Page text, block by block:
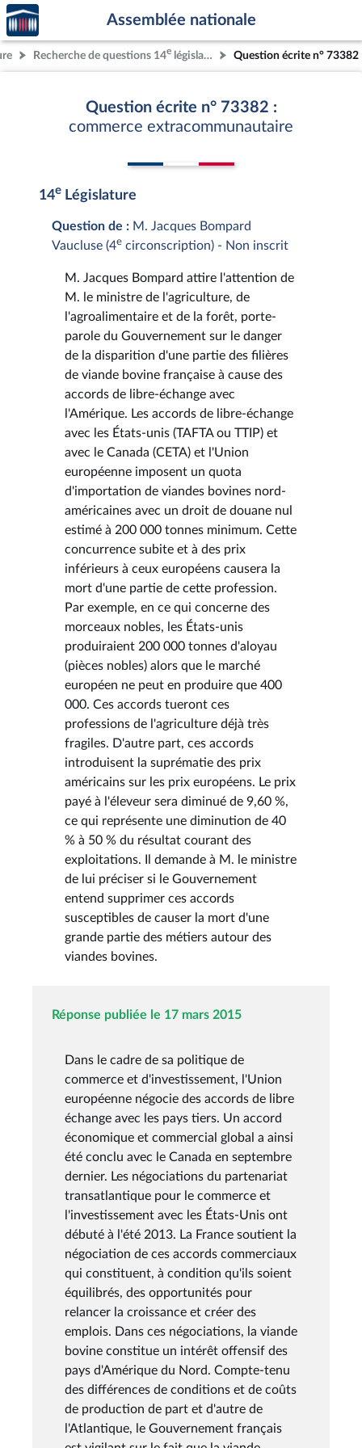
Aller au contenu
Aller en bas de la page
Accèder
à la
page
d'accueil
Assemblée nationale
Recherche de questions 14e législature Question écrite n° 73382
Question écrite n° 73382 :
commerce extracommunautaire
14e Législature
Question de : M. Jacques Bompard
Vaucluse (4e circonscription) - Non inscrit
M. Jacques Bompard attire l'attention de
M. le ministre de l'agriculture, de
l'agroalimentaire et de la forêt, porte-
parole du Gouvernement sur le danger
de la disparition d'une partie des filières
de viande bovine française à cause des
accords de libre-échange avec
l'Amérique. Les accords de libre-échange
avec les États-unis (TAFTA ou TTIP) et
avec le Canada (CETA) et l'Union
européenne imposent un quota
d'importation de viandes bovines nord-
américaines avec un droit de douane nul
estimé à 200 000 tonnes minimum. Cette
concurrence subite et à des prix
inférieurs à ceux européens causera la
mort d'une partie de cette profession.
Par exemple, en ce qui concerne des
morceaux nobles, les États-unis
produiraient 200 000 tonnes d'aloyau
(pièces nobles) alors que le marché
européen ne peut en produire que 400
000. Ces accords tueront ces
professions de l'agriculture déjà très
fragiles. D'autre part, ces accords
introduisent la suprématie des prix
américains sur les prix européens. Le prix
payé à l'éleveur sera diminué de 9,60 %,
ce qui représente une diminution de 40
% à 50 % du résultat courant des
exploitations. Il demande à M. le ministre
de lui préciser si le Gouvernement
entend supprimer ces accords
susceptibles de causer la mort d'une
grande partie des métiers autour des
viandes bovines.
Réponse publiée le 17 mars 2015
Dans le cadre de sa politique de
commerce et d'investissement, l'Union
européenne négocie des accords de libre
échange avec les pays tiers. Un accord
économique et commercial global a ainsi
été conclu avec le Canada en septembre
dernier. Les négociations du partenariat
transatlantique pour le commerce et
l'investissement avec les États-Unis ont
débuté à l'été 2013. La France soutient la
négociation de ces accords commerciaux
qui constituent, à condition qu'ils soient
équilibrés, des opportunités pour
relancer la croissance et créer des
emplois. Dans ces négociations, la viande
bovine constitue un intérêt offensif des
pays d'Amérique du Nord. Compte-tenu
des différences de conditions et de coûts
de production de part et d'autre de
l'Atlantique, le Gouvernement français